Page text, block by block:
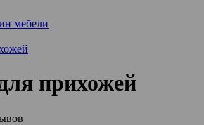
мебели
прихожей